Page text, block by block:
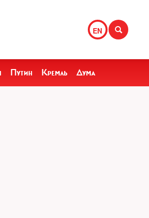
EN
Путин Кремль Дума